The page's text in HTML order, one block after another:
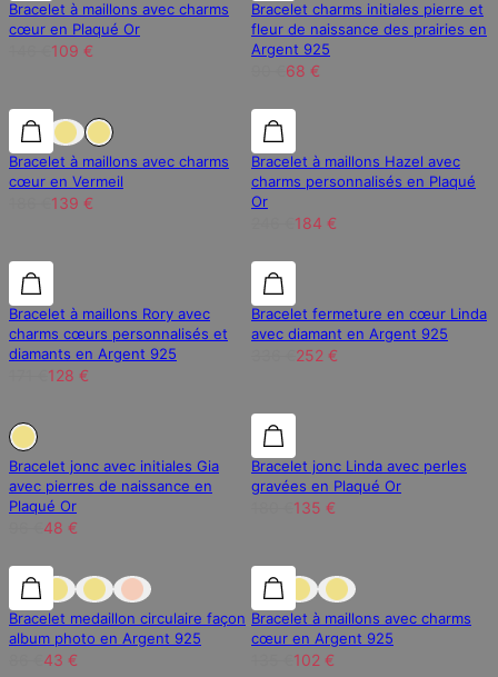
Bracelet à maillons avec charms
cœur en Plaqué Or
109 €
Bracelet charms initiales pierre et
fleur de naissance des prairies en
Argent 925
68 €
25% de réduction 25% de réduction
Bracelet à maillons avec charms
cœur en Vermeil
139 €
25% de réduction
Bracelet à maillons Hazel avec
charms personnalisés en Plaqué
Or
184 €
25% de réduction 25% de réduction
Bracelet à maillons Rory avec
charms cœurs personnalisés et
diamants en Argent 925
128 €
25% de réduction
Bracelet fermeture en cœur Linda
avec diamant en Argent 925
252 €
En Rupture de Stock En Rupture de Stock
Bracelet jonc avec initiales Gia
avec pierres de naissance en
Plaqué Or
48 €
25% de réduction
Bracelet jonc Linda avec perles
gravées en Plaqué Or
135 €
50% de réduction 50% de réduction
Bracelet medaillon circulaire façon
album photo en Argent 925
43 €
25% de réduction
Bracelet à maillons avec charms
cœur en Argent 925
102 €